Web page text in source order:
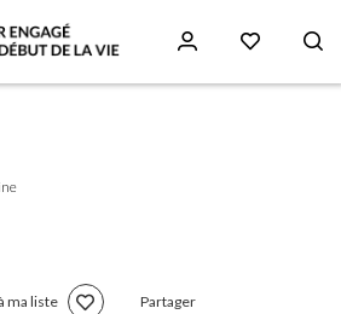
ma liste Partager